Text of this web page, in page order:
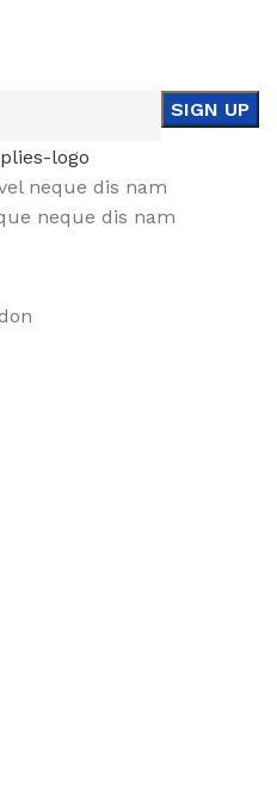
neque dis nam
neque dis nam